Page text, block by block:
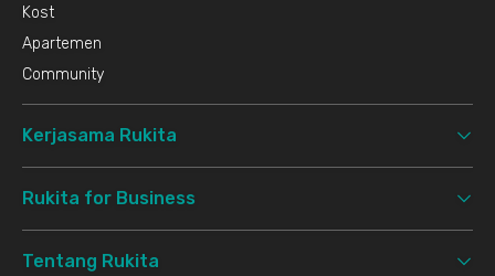
Kost
Apartemen
Community
Kerjasama Rukita
Rukita for Business
Tentang Rukita